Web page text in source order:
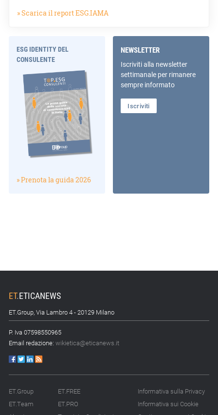
» Scarica il report ESG.IAMA
ESG IDENTITY DEL
CONSULENTE
» Prenota la guida 2026
NEWSLETTER
Iscriviti alla newsletter
settimanale per rimanere
sempre informato
Iscriviti
ET.ETICANEWS
ET.Group, Via Lambro 4 - 20129 Milano
P. Iva 07598550965
Email redazione: wikietica@eticanews.it
ET.Group
ET.Team
ET.FREE
ET.PRO
Informativa sulla Privacy
Informativa sui Cookie